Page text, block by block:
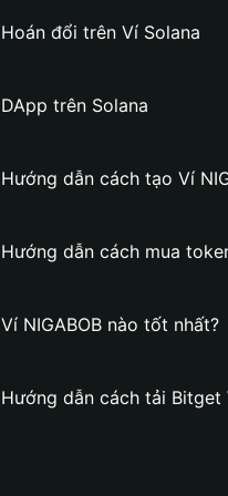
Hoán đổi trên Ví Solana
DApp trên Solana
Hướng dẫn cách tạo Ví
Hướng dẫn cách mua
Ví NIGABOB nào tốt nhất?
Hướng dẫn cách tải Bitget